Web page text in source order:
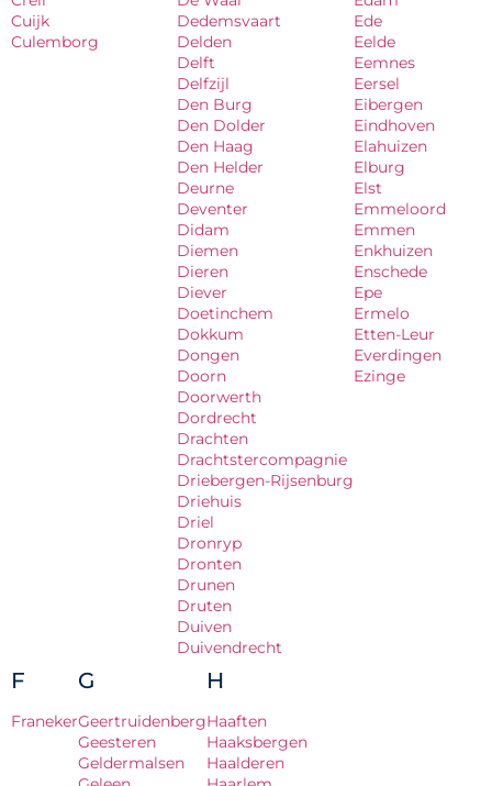
Cuijk
Culemborg
Dedemsvaart
Delden
Delft
Delfzijl
Den Burg
Den Dolder
Den Haag
Den Helder
Deurne
Deventer
Didam
Diemen
Dieren
Diever
Doetinchem
Dokkum
Dongen
Doorn
Doorwerth
Dordrecht
Drachten
Drachtstercompagnie
Driebergen-Rijsenburg
Driehuis
Driel
Dronryp
Dronten
Drunen
Druten
Duiven
Duivendrecht
Ede
Eelde
Eemnes
Eersel
Eibergen
Eindhoven
Elahuizen
Elburg
Elst
Emmeloord
Emmen
Enkhuizen
Enschede
Epe
Ermelo
Etten-Leur
Everdingen
Ezinge
F
Franeker
G
Geertruidenberg
Geesteren
Geldermalsen
H
Haaften
Haaksbergen
Haalderen